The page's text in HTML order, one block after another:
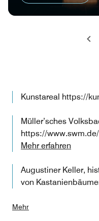
Kunstareal https://
Müller’sches
https://
Mehr erfahren
Augustiner Keller,
von
Mehr